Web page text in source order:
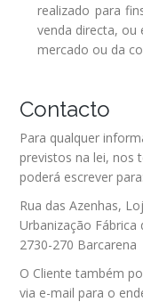
realizado para
venda directa, ou
mercado ou da
Contacto
Para qualquer
previstos na lei, nos
poderá escrever para:
Rua das Azenhas,
Urbanização Fábrica
2730-270 Barcarena
O Cliente também
via e-mail para o